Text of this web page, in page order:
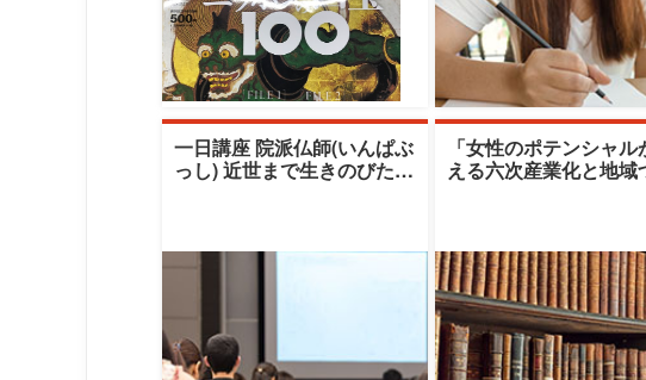
一日講座 院派仏師(いんぱぶ
っし) 近世まで生きのびたも
「女性のポテンシャル
える六次産業化と地域